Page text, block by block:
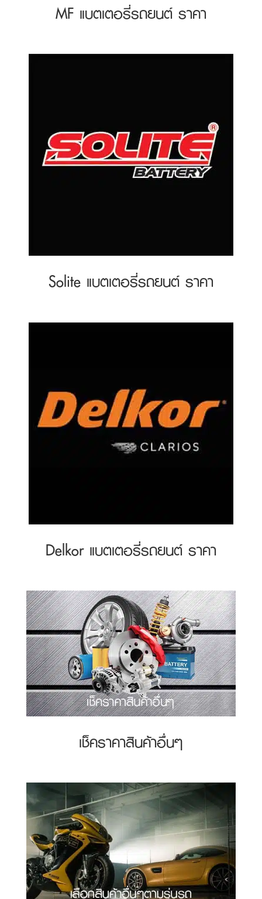
MF แบตเตอรี่รถยนต์ ราคา
Solite แบตเตอรี่รถยนต์ ราคา
Delkor แบตเตอรี่รถยนต์ ราคา
เช็คราคาสินค้าอื่นๆ